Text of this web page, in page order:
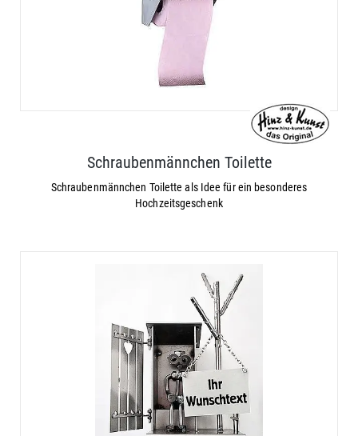
Schraubenmännchen Toilette
Schraubenmännchen Toilette als Idee für ein besonderes
Hochzeitsgeschenk